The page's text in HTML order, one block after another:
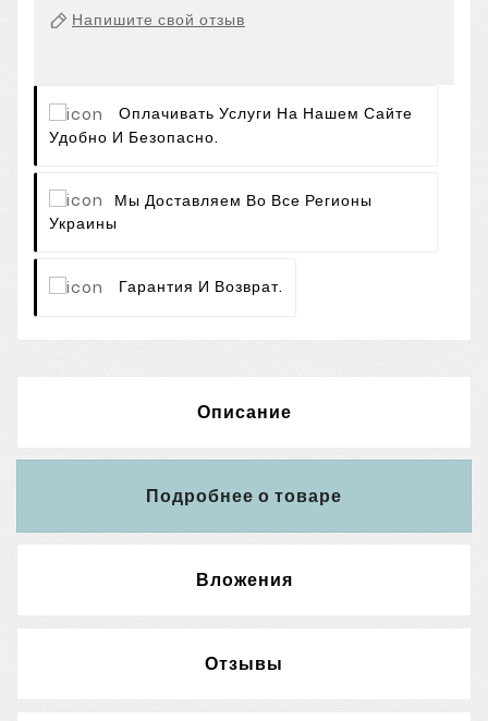
Напишите свой отзыв
Оплачивать Услуги На Нашем Сайте
Удобно И Безопасно.
Мы Доставляем Во Все Регионы
Украины
Гарантия И Возврат.
Описание
Подробнее о товаре
Вложения
Отзывы